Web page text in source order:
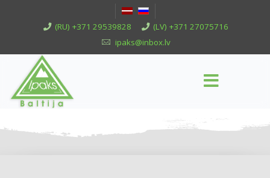
(RU) +371 29539828
(LV) +371 27075716
ipaks@inbox.lv